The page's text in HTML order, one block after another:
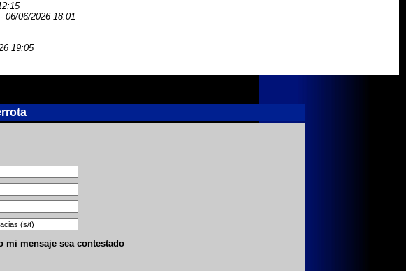
06/06/2026 18:01
19:05
mi mensaje sea contestado